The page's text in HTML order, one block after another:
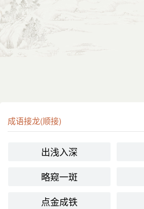
成语接龙(顺接)
出浅入深
略窥一斑
点金成铁